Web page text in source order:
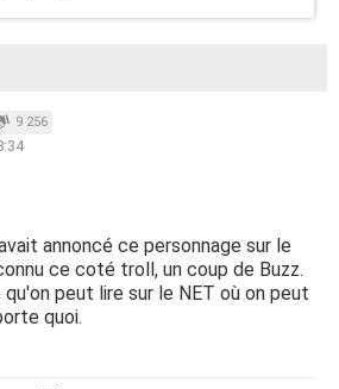
9 256
annoncé ce personnage sur le
ce coté troll, un coup de Buzz.
peut lire sur le NET où on peut
quoi.